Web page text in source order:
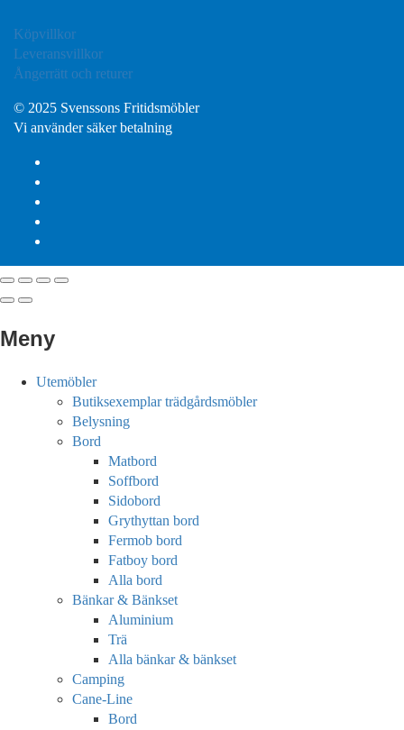
Köpvillkor
Leveransvillkor
Ångerrätt och returer
© 2025 Svenssons Fritidsmöbler
Vi använder säker betalning
Meny
Utemöbler
Butiksexemplar trädgårdsmöbler
Belysning
Bord
Matbord
Soffbord
Sidobord
Grythyttan bord
Fermob bord
Fatboy bord
Alla bord
Bänkar & Bänkset
Aluminium
Trä
Alla bänkar & bänkset
Camping
Cane-Line
Bord